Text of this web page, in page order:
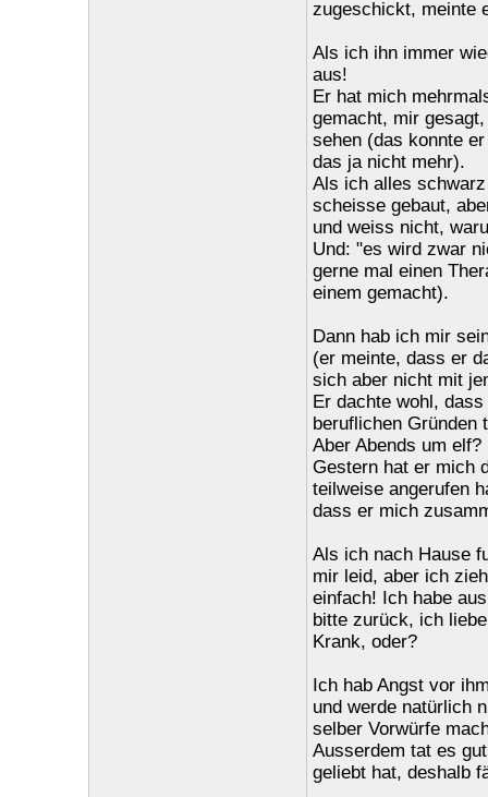
zugeschickt, meinte
Als ich ihn immer
aus!
Er hat mich
gemacht, mir
sehen (das konnte
das ja nicht mehr).
Als ich alles
scheisse gebaut,
und weiss nicht,
Und: "es wird zwar
gerne mal einen
einem gemacht).
Dann hab ich mir
(er meinte, dass er
sich aber nicht mit
Er dachte wohl,
beruflichen Gründen
Aber Abends um elf?
Gestern hat er mich
teilweise angerufen
dass er mich
Als ich nach Hause
mir leid, aber ich
einfach! Ich habe
bitte zurück, ich
Krank, oder?
Ich hab Angst vor
und werde natürlich
selber Vorwürfe
Ausserdem tat es
geliebt hat, deshalb